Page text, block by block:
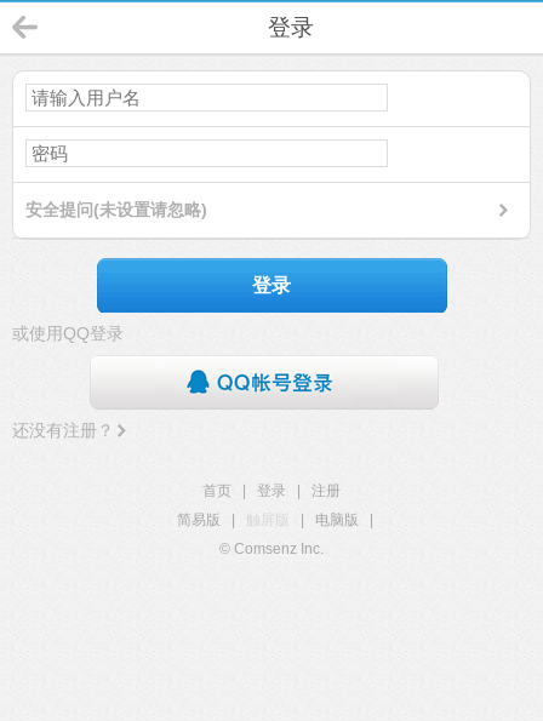
登录
安全提问(未设置请忽略)
登录
或使用QQ登录
还没有注册？
首页 登录
注册
简易版
触屏版 电脑版
© Comsenz Inc.